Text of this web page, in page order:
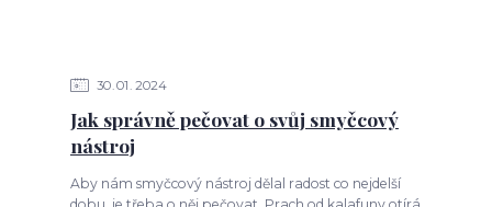
30 01 2024
Jak správně pečovat o svůj smyčcový
nástroj
Aby nám smyčcový nástroj dělal radost co nejdelší